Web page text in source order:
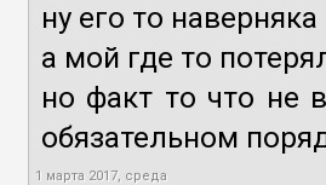
ну его то
а мой где то
но факт то что не
обязательном
1 марта 2017, среда